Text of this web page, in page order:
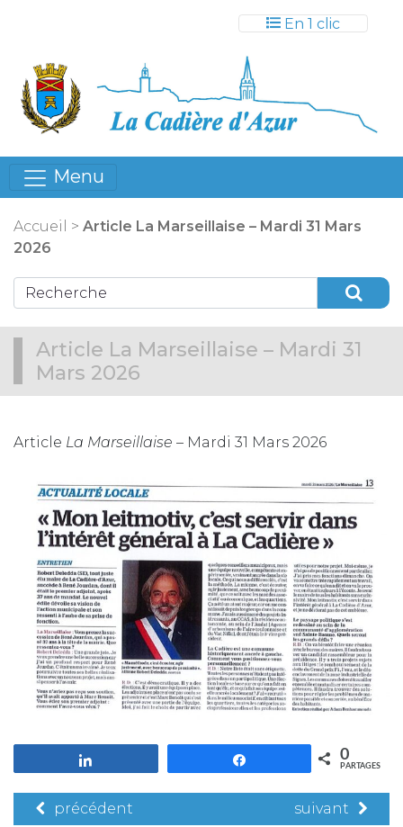
En 1 clic
Menu
Accueil > Article La Marseillaise – Mardi 31 Mars
2026
Article La Marseillaise – Mardi 31
Mars 2026
Article La Marseillaise – Mardi 31 Mars 2026
0
PARTAGES
précédent suivant